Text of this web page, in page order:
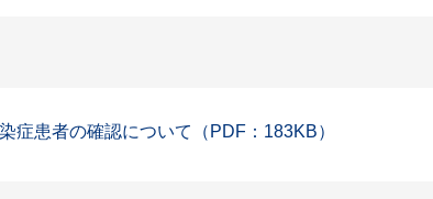
症患者の確認について（PDF：183KB）